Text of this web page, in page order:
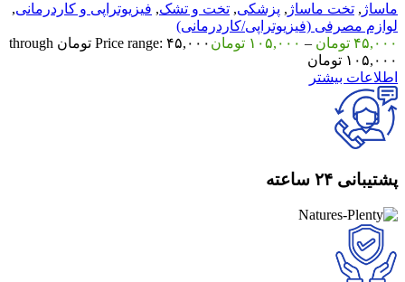
ماساژ , تخت ماساژ , پزشکی, تخت و تشک, فیزیوتراپی و کاردرمانی,
لوازم مصرفی (فیزیوتراپی/کاردرمانی)
۴۵,۰۰۰ تومان – ۱۰۵,۰۰۰ تومان
Price range: ۴۵,۰۰۰ تومان through
۱۰۵,۰۰۰ تومان
اطلاعات بیشتر
پشتیبانی ۲۴ ساعته